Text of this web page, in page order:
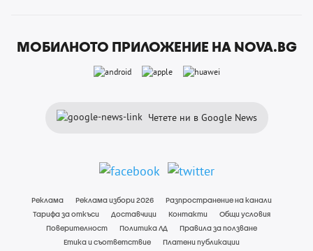
МОБИЛНОТО ПРИЛОЖЕНИЕ НА NOVA.BG
Четете ни в Google News
Реклама Реклама избори 2026
Разпространение на канали
Тарифа за откъси
Доставчици Контакти
Общи условия
Поверителност
Политика ЛД
Правила за ползване
Етика и съответствие
Платени публикации